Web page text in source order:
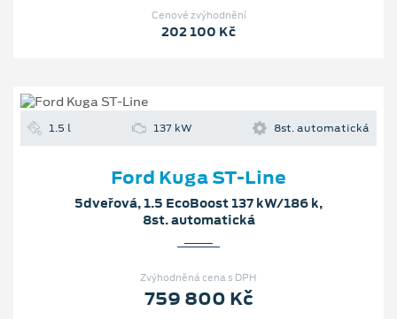
Cenové zvýhodnění
202 100 Kč
1.5 l 137 kW 8st. automatická
Ford Kuga ST-Line
5dveřová, 1.5 EcoBoost 137 kW/186 k,
8st. automatická
Zvýhodněná cena s DPH
759 800 Kč